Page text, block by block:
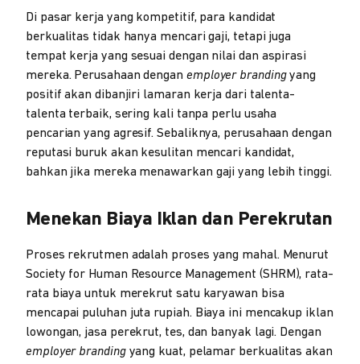
Di pasar kerja yang kompetitif, para kandidat
berkualitas tidak hanya mencari gaji, tetapi juga
tempat kerja yang sesuai dengan nilai dan aspirasi
mereka. Perusahaan dengan employer brandingyang
positif akan dibanjiri lamaran kerja dari talenta-
talenta terbaik, sering kali tanpa perlu usaha
pencarian yang agresif. Sebaliknya, perusahaan dengan
reputasi buruk akan kesulitan mencari kandidat,
bahkan jika mereka menawarkan gaji yang lebih tinggi.
Menekan Biaya Iklan dan Perekrutan
Proses rekrutmen adalah proses yang mahal. Menurut
Society for Human Resource Management (SHRM), rata-
rata biaya untuk merekrut satu karyawan bisa
mencapai puluhan juta rupiah. Biaya ini mencakup iklan
lowongan, jasa perekrut, tes, dan banyak lagi. Dengan
employer brandingyang kuat, pelamar berkualitas akan